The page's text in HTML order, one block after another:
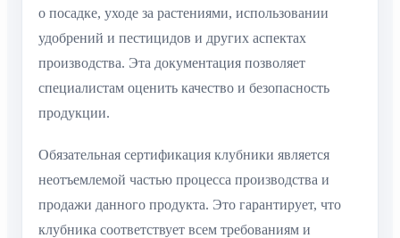
о посадке, уходе за растениями, использовании
удобрений и пестицидов и других аспектах
производства. Эта документация позволяет
специалистам оценить качество и безопасность
продукции.
Обязательная сертификация клубники является
неотъемлемой частью процесса производства и
продажи данного продукта. Это гарантирует, что
клубника соответствует всем требованиям и